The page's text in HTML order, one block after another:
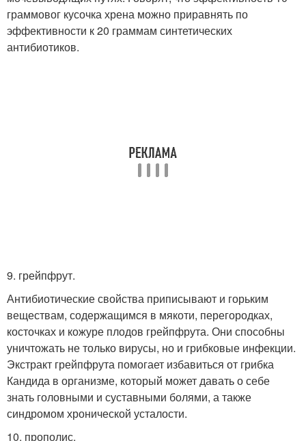
граммовог кусочка хрена можно приравнять по
эффективности к 20 граммам синтетических
антибиотиков.
9. грейпфрут.
Антибиотические свойства приписывают и горьким
веществам, содержащимся в мякоти, перегородках,
косточках и кожуре плодов грейпфрута. Они способны
уничтожать не только вирусы, но и грибковые инфекции.
Экстракт грейпфрута помогает избавиться от грибка
Кандида в организме, который может давать о себе
знать головными и суставными болями, а также
синдромом хронической усталости.
10. прополис.